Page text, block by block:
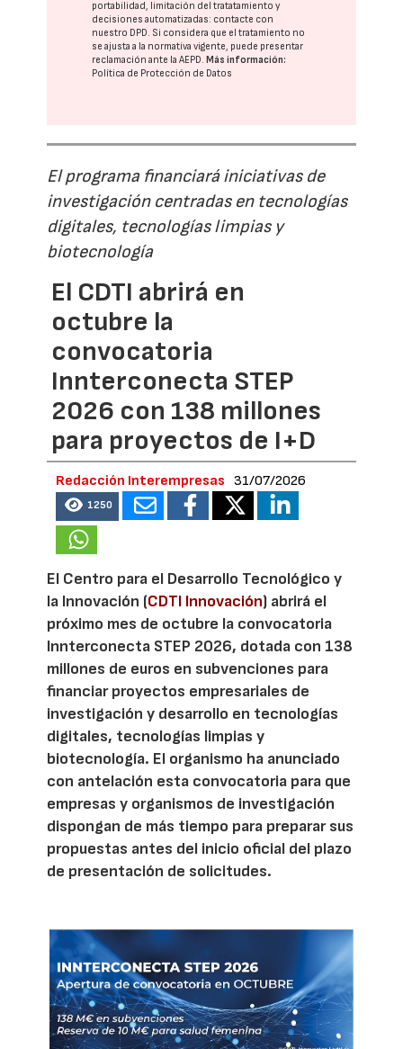
portabilidad, limitación del tratatamiento y
decisiones automatizadas: contacte con
nuestro DPD. Si considera que el tratamiento no
se ajusta a la normativa vigente, puede presentar
reclamación ante laAEPD.Más información:
Política de Protección de Datos
El programa financiará iniciativas de
investigación centradas en tecnologías
digitales, tecnologías limpias y
biotecnología
El CDTI abrirá en
octubre la
convocatoria
Innterconecta STEP
2026 con 138 millones
para proyectos de I+D
Redacción Interempresas 31/07/2026
1250
El Centro para el Desarrollo Tecnológico y
la Innovación (CDTI Innovación) abrirá el
próximo mes de octubre la convocatoria
Innterconecta STEP 2026, dotada con 138
millones de euros en subvenciones para
financiar proyectos empresariales de
investigación y desarrollo en tecnologías
digitales, tecnologías limpias y
biotecnología. El organismo ha anunciado
con antelación esta convocatoria para que
empresas y organismos de investigación
dispongan de más tiempo para preparar sus
propuestas antes del inicio oficial del plazo
de presentación de solicitudes.